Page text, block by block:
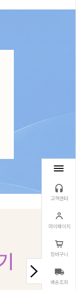
고객센터
마이페이지
장바구니
배송조회